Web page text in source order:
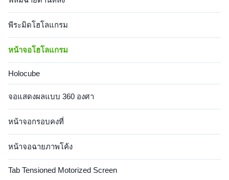
พีระมิดโฮโลแกรม
หน้าจอโฮโลแกรม
Holocube
จอแสดงผลแบบ 360 องศา
หน้าจอกรอบคงที่
หน้าจอฉายภาพโค้ง
Tab Tensioned Motorized Screen